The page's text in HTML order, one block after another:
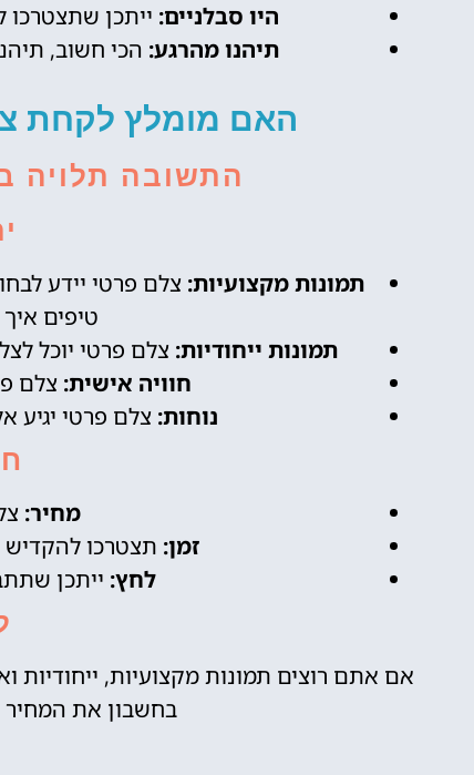
היו סבלניים: ייתכן שתצטרכו
תיהנו מהרגע: הכי חשוב,
האם מומלץ לקחת
התשובה תלויה
תמונות מקצועיות: צלם פרטי יידע
טיפים
תמונות ייחודיות: צלם פרטי יוכל
חוויה אישית: צלם
נוחות: צלם פרטי יגיע
מחיר:
זמן: תצטרכו להקדיש
לחץ: ייתכן
אם אתם רוצים תמונות מקצועיות,
בחשבון את